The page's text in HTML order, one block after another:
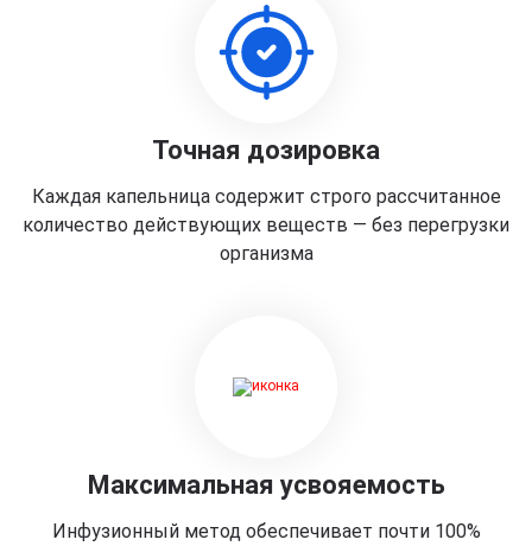
Точная дозировка
Каждая капельница содержит строго рассчитанное
количество действующих веществ — без перегрузки
организма
Максимальная усвояемость
Инфузионный метод обеспечивает почти 100%